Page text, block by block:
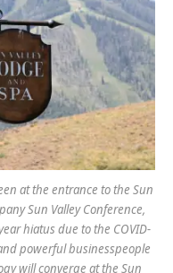
at the entrance to the Sun
Sun Valley Conference,
hiatus due to the COVID-
powerful businesspeople
will converge at the Sun